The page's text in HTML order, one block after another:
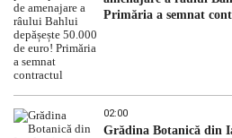
Primăria a semnat
02:00
Grădina Botanică din